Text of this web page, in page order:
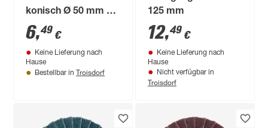
konisch Ø 50 mm 2
Stück
6,49 €
Keine Lieferung nach
Hause
Bestellbar in Troisdorf
125 mm
12,49 €
Keine Lieferung nach
Hause
Nicht verfügbar in
Troisdorf